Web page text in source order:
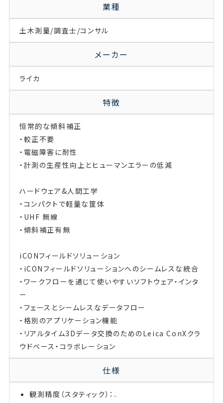
業種
土木測量/調査士/コンサル
メーカー
ライカ
特徴
恒常的な傾斜補正
・較正不要
・電磁障害に耐性
・計測の生産性向上とヒューマンエラーの低減
ハードウェア&人間工学
・コンパクトで軽量な筐体
・UHF 無線
・傾斜補正有無
iCONフィールドソリューション
・iCONフィールドソリューションへのシームレスな統合
・ワークフローを通じて使いやすいソフトウェア・インタ
ー
・フェースとシームレスなデータフロー
・格別のアプリケーション機能
・リアルタイム3Dデータ交換のためのLeica ConXクラ
ウドベース・コラボレーション
仕様
観測精度（スタティック）：₋